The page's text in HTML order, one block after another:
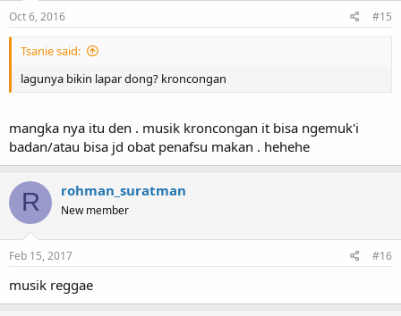
Oct 6, 2016 #15
Tsanie said:
lagunya bikin lapar dong? kroncongan
mangka nya itu den . musik kroncongan it bisa ngemuk'i
badan/atau bisa jd obat penafsu makan . hehehe
R rohman_suratman
New member
Feb 15, 2017 #16
musik reggae